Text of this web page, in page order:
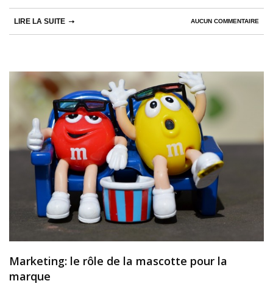
AUCUN COMMENTAIRE
LIRE LA SUITE
Marketing: le rôle de la mascotte pour la
marque